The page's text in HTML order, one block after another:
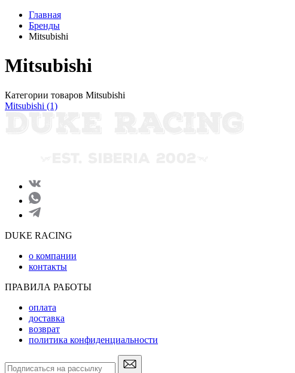
Главная
Бренды
Mitsubishi
Mitsubishi
Категории товаров Mitsubishi
Mitsubishi (1)
DUKE RACING
о компании
контакты
ПРАВИЛА РАБОТЫ
оплата
доставка
возврат
политика конфиденциальности